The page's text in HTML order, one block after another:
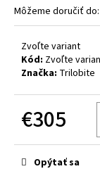
Môžeme doručiť do:
Zvoľte variant
Kód: Zvoľte
Značka: Trilobite
€305
cena:
Opýtať sa
o
r
ú
CABERG
TRIP
WHITE